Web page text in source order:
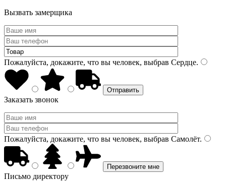
Вызвать замерщика
Пожалуйста, докажите, что вы человек, выбрав Сердце.
Заказать звонок
Пожалуйста, докажите, что вы человек, выбрав Самолёт.
Письмо директору